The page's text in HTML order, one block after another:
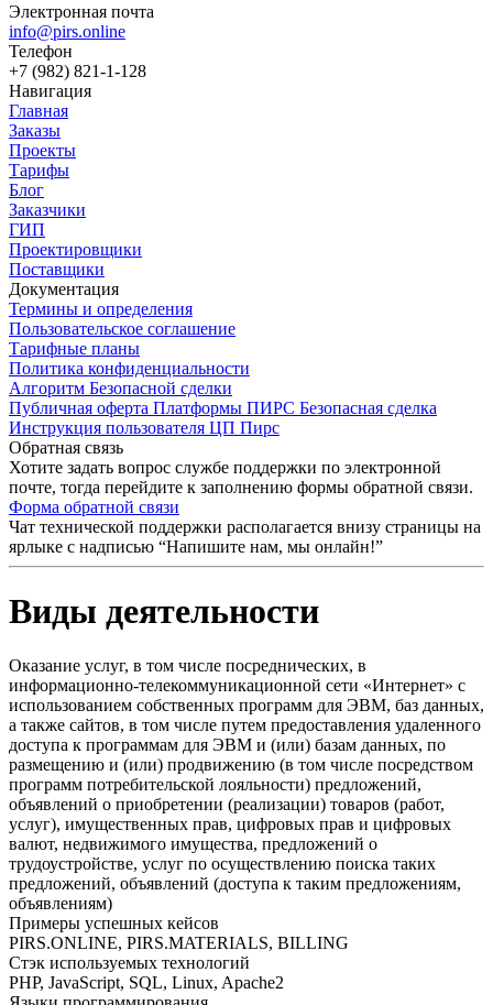
Электронная почта
info@pirs.online
Телефон
+7 (982) 821-1-128
Навигация
Главная
Заказы
Проекты
Тарифы
Блог
Заказчики
ГИП
Проектировщики
Поставщики
Документация
Термины и определения
Пользовательское соглашение
Тарифные планы
Политика конфиденциальности
Алгоритм Безопасной сделки
Публичная оферта Платформы ПИРС Безопасная сделка
Инструкция пользователя ЦП Пирс
Обратная связь
Хотите задать вопрос службе поддержки по электронной
почте, тогда перейдите к заполнению формы обратной связи.
Форма обратной связи
Чат технической поддержки располагается внизу страницы на
ярлыке с надписью “Напишите нам, мы онлайн!”
Виды деятельности
Оказание услуг, в том числе посреднических, в
информационно-телекоммуникационной сети «Интернет» с
использованием собственных программ для ЭВМ, баз данных,
а также сайтов, в том числе путем предоставления удаленного
доступа к программам для ЭВМ и (или) базам данных, по
размещению и (или) продвижению (в том числе посредством
программ потребительской лояльности) предложений,
объявлений о приобретении (реализации) товаров (работ,
услуг), имущественных прав, цифровых прав и цифровых
валют, недвижимого имущества, предложений о
трудоустройстве, услуг по осуществлению поиска таких
предложений, объявлений (доступа к таким предложениям,
объявлениям)
Примеры успешных кейсов
PIRS.ONLINE, PIRS.MATERIALS, BILLING
Стэк используемых технологий
PHP, JavaScript, SQL, Linux, Apache2